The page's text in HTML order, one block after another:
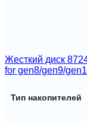
Жесткий диск
for gen8/gen9/
Тип накопителей